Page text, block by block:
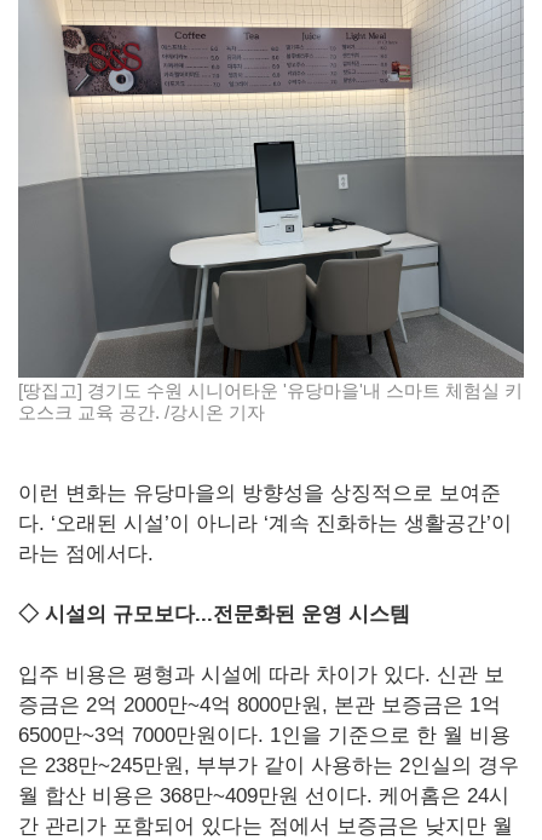
[땅집고] 경기도 수원 시니어타운 '유당마을'내 스마트 체험실 키
오스크 교육 공간. /강시온 기자
이런 변화는 유당마을의 방향성을 상징적으로 보여준
다. ‘오래된 시설’이 아니라 ‘계속 진화하는 생활공간’이
라는 점에서다.
◇ 시설의 규모보다...전문화된 운영 시스템
입주 비용은 평형과 시설에 따라 차이가 있다. 신관 보
증금은 2억 2000만~4억 8000만원, 본관 보증금은 1억
6500만~3억 7000만원이다. 1인을 기준으로 한 월 비용
은 238만~245만원, 부부가 같이 사용하는 2인실의 경우
월 합산 비용은 368만~409만원 선이다. 케어홈은 24시
간 관리가 포함되어 있다는 점에서 보증금은 낮지만 월